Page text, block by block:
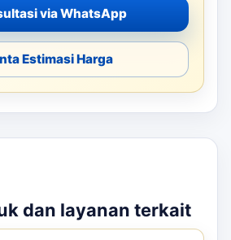
via WhatsApp
Estimasi Harga
dan layanan terkait